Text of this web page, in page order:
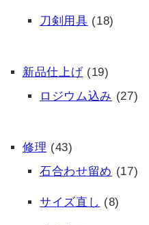
刀剣用具 (18)
新品仕上げ (19)
ロジウム込み (27)
修理 (43)
石合わせ留め (17)
サイズ直し (8)